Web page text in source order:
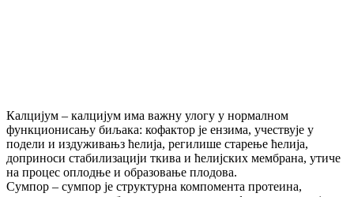
Калцијум – калцијум има важну улогу у нормалном
функционисању биљака: кофактор је ензима, учествује у
подели и издуживањз ћелија, регилише старење ћелија,
доприноси стабилизацији ткива и ћелијских мембрана, утиче
на процес оплодње и образовање плодова.
Сумпор – сумпор је структурна компомента протеина,